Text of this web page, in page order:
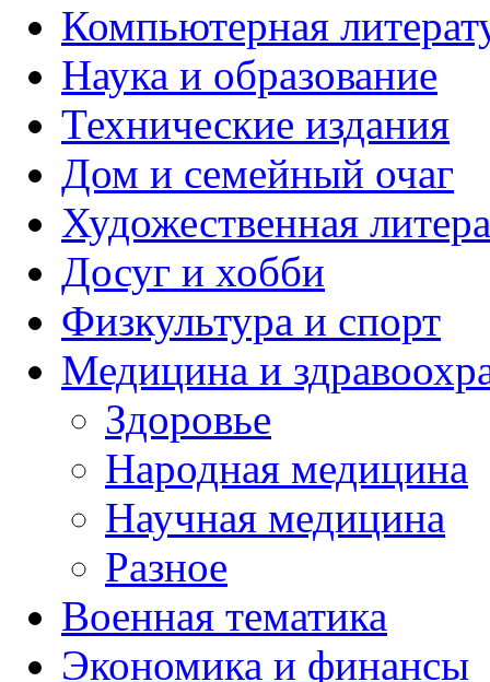
Компьютерная
Наука и образование
Технические издания
Дом и семейный очаг
Художественная
Досуг и хобби
Физкультура и спорт
Медицина и
Здоровье
Народная медицина
Научная медицина
Разное
Военная тематика
Экономика и финансы